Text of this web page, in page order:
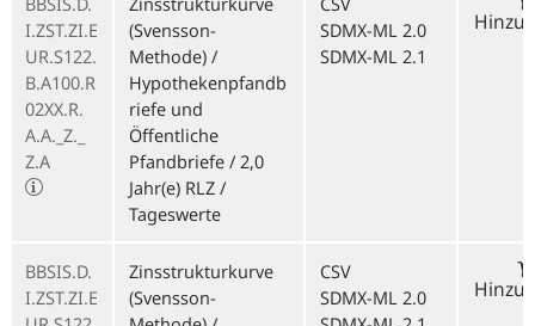
I.ZST.ZI.E
UR.S122.
B.A100.R
02XX.R.
A.A._Z._
Z.A
(Svensson-
Methode) /
Hypothekenpfandb
riefe und
Öffentliche
Pfandbriefe / 2,0
Jahr(e) RLZ /
Tageswerte
SDMX-ML 2.0
SDMX-ML 2.1
BBSIS.D.
I.ZST.ZI.E
Zinsstrukturkurve
(Svensson-
CSV
SDMX-ML 2.0